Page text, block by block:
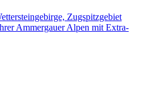
Zugspitzgebiet
Ammergauer Alpen mit Extra-